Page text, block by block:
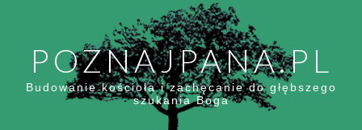
POZNAJPANA.PL
Budowanie kościoła i zachęcanie do głębszego
szukania Boga